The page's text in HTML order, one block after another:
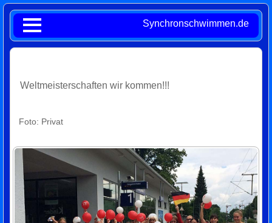
Synchronschwimmen.de
Weltmeisterschaften wir kommen!!!
Foto: Privat